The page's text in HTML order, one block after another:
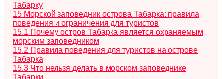
Табарку
15 Морской заповедник острова Табарка: правила
поведения и ограничения для туристов
15.1 Почему остров Табарка является охраняемым
морским заповедником
15.2 Правила поведения для туристов на острове
Табарка
15.3 Что нельзя делать в морском заповеднике
Табарки